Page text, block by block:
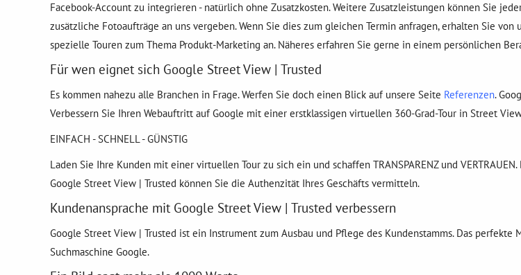
Facebook-Account zu integrieren - natürlich ohne Zusatzkosten. Weitere Zusatzleistungen können Sie
zusätzliche Fotoaufträge an uns vergeben. Wenn Sie dies zum gleichen Termin anfragen, erhalten Sie
spezielle Touren zum Thema Produkt-Marketing an. Näheres erfahren Sie gerne in einem persönlichen
Für wen eignet sich Google Street View | Trusted
Es kommen nahezu alle Branchen in Frage. Werfen Sie doch einen Blick auf unsere Seite Referenzen.
Verbessern Sie Ihren Webauftritt auf Google mit einer erstklassigen virtuellen 360-Grad-Tour in Street
EINFACH - SCHNELL - GÜNSTIG
Laden Sie Ihre Kunden mit einer virtuellen Tour zu sich ein und schaffen TRANSPARENZ und
Google Street View | Trusted können Sie die Authenzität Ihres Geschäfts vermitteln.
Kundenansprache mit Google Street View | Trusted verbessern
Google Street View | Trusted ist ein Instrument zum Ausbau und Pflege des Kundenstamms. Das
Suchmaschine Google.